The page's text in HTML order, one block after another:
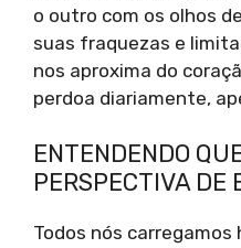
o outro com os olhos
suas fraquezas e
nos aproxima do
perdoa diariamente,
ENTENDENDO
PERSPECTIVA DE
Todos nós